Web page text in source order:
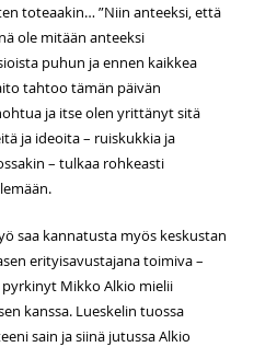
toteaakin… ”Niin anteeksi, että
ole mitään anteeksi
puhun ja ennen kaikkea
tahtoo tämän päivän
ja itse olen yrittänyt sitä
ja ideoita – ruiskukkia ja
– tulkaa rohkeasti
saa kannatusta myös keskustan
erityisavustajana toimiva –
Mikko Alkio mielii
kanssa. Lueskelin tuossa
sain ja siinä jutussa Alkio